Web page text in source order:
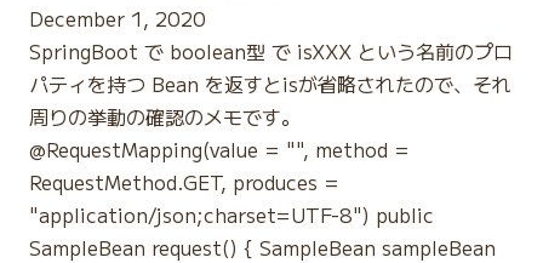
December 1, 2020
SpringBoot で boolean型 で isXXX という名前のプロ
パティを持つ Bean を返すとisが省略されたので、それ
周りの挙動の確認のメモです。
@RequestMapping(value = "", method =
RequestMethod.GET, produces =
"application/json;charset=UTF-8") public
SampleBean request() { SampleBean sampleBean